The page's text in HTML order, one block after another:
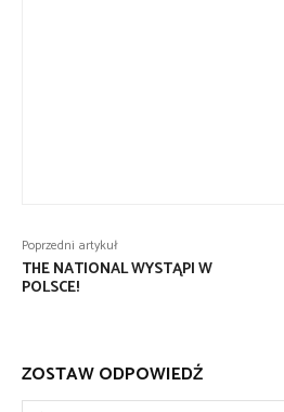
Poprzedni artykuł
THE NATIONAL WYSTĄPI W
POLSCE!
ZOSTAW ODPOWIEDŹ